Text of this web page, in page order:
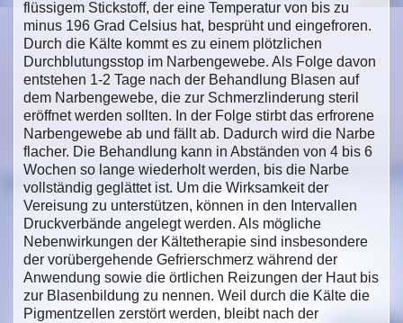
flüssigem Stickstoff, der eine Temperatur von bis zu
minus 196 Grad Celsius hat, besprüht und eingefroren.
Durch die Kälte kommt es zu einem plötzlichen
Durchblutungsstop im Narbengewebe. Als Folge davon
entstehen 1-2 Tage nach der Behandlung Blasen auf
dem Narbengewebe, die zur Schmerzlinderung steril
eröffnet werden sollten. In der Folge stirbt das erfrorene
Narbengewebe ab und fällt ab. Dadurch wird die Narbe
flacher. Die Behandlung kann in Abständen von 4 bis 6
Wochen so lange wiederholt werden, bis die Narbe
vollständig geglättet ist. Um die Wirksamkeit der
Vereisung zu unterstützen, können in den Intervallen
Druckverbände angelegt werden. Als mögliche
Nebenwirkungen der Kältetherapie sind insbesondere
der vorübergehende Gefrierschmerz während der
Anwendung sowie die örtlichen Reizungen der Haut bis
zur Blasenbildung zu nennen. Weil durch die Kälte die
Pigmentzellen zerstört werden, bleibt nach der